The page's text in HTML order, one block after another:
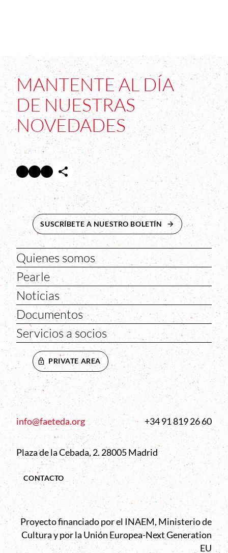
MANTENTE AL DÍA
DE NUESTRAS
NOVEDADES
Facebook Abre en nueva ventana
Twitter Abre en nueva ventana
InstagramAbre en nueva ventana
SUSCRÍBETE A NUESTRO BOLETÍN ABRE EN NUEVA
Quienes somos
Pearle
Noticias
Documentos
Servicios a socios
PRIVATE AREA
info@faeteda.org +34 91 819 26 60
Plaza de la Cebada, 2. 28005 Madrid
CONTACTO
Proyecto financiado por el INAEM, Ministerio de
Cultura y por la Unión Europea-Next Generation
EU